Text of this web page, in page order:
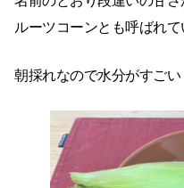
ルーツコーンとも呼ばれて
朝採れなので水分がすごい